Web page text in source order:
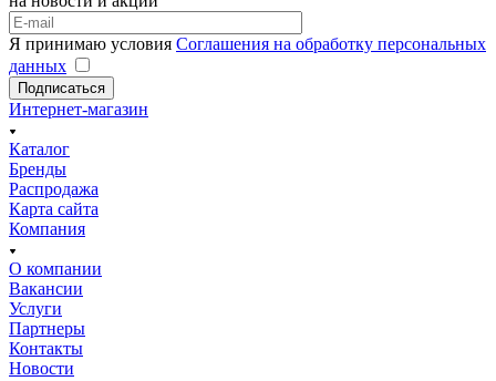
Я принимаю условия Соглашения на обработку персональных
данных
Подписаться
Интернет-магазин
Каталог
Бренды
Распродажа
Карта сайта
Компания
О компании
Вакансии
Услуги
Партнеры
Контакты
Новости